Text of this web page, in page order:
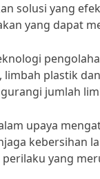
solusi yang
yang dapat
plastik
jumlah
upaya
kebersihan
yang